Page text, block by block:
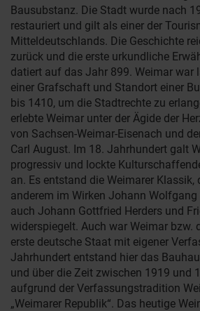
Bausubstanz. Die Stadt wurde nach
restauriert und gilt als einer der
Mitteldeutschlands. Die Geschichte
zurück und die erste urkundliche
datiert auf das Jahr 899. Weimar war
einer Grafschaft und Standort einer
bis 1410, um die Stadtrechte zu
erlebte Weimar unter der Ägide der
von Sachsen-Weimar-Eisenach und
Carl August. Im 18. Jahrhundert galt
progressiv und lockte
an. Es entstand die Weimarer Klassik,
anderem im Wirken Johann Wolfgang
auch Johann Gottfried Herders und
widerspiegelt. Auch war Weimar bzw.
erste deutsche Staat mit eigener
Jahrhundert entstand hier das
und über die Zeit zwischen 1919 und
aufgrund der Verfassungstradition
„Weimarer Republik“. Das heutige